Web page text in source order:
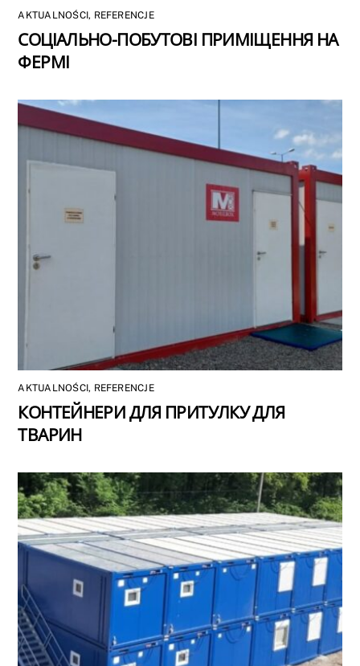
AKTUALNOŚCI, REFERENCJE
СОЦІАЛЬНО-ПОБУТОВІ ПРИМІЩЕННЯ НА
ФЕРМІ
AKTUALNOŚCI, REFERENCJE
КОНТЕЙНЕРИ ДЛЯ ПРИТУЛКУ ДЛЯ
ТВАРИН